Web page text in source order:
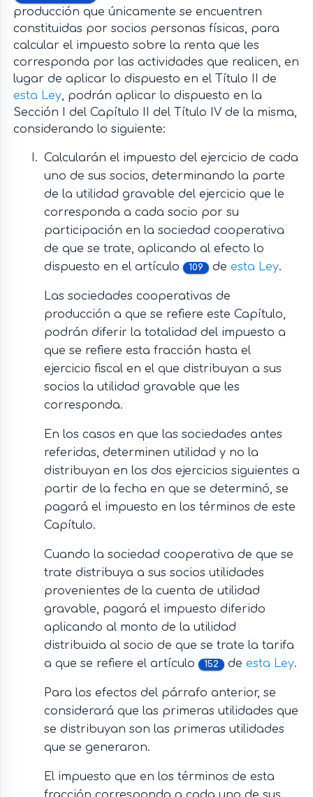
producción que únicamente se encuentren
constituidas por socios personas físicas, para
calcular el impuesto sobre la renta que les
corresponda por las actividades que realicen, en
lugar de aplicar lo dispuesto en el Título II de
esta Ley, podrán aplicar lo dispuesto en la
Sección I del Capítulo II del Título IV de la misma,
considerando lo siguiente:
Calcularán el impuesto del ejercicio de cada
uno de sus socios, determinando la parte
de la utilidad gravable del ejercicio que le
corresponda a cada socio por su
participación en la sociedad cooperativa
de que se trate, aplicando al efecto lo
dispuesto en el artículo
109 de esta Ley.
Las sociedades cooperativas de
producción a que se refiere este Capítulo,
podrán diferir la totalidad del impuesto a
que se refiere esta fracción hasta el
ejercicio fiscal en el que distribuyan a sus
socios la utilidad gravable que les
corresponda.
En los casos en que las sociedades antes
referidas, determinen utilidad y no la
distribuyan en los dos ejercicios siguientes a
partir de la fecha en que se determinó, se
pagará el impuesto en los términos de este
Capítulo.
Cuando la sociedad cooperativa de que se
trate distribuya a sus socios utilidades
provenientes de la cuenta de utilidad
gravable, pagará el impuesto diferido
aplicando al monto de la utilidad
distribuida al socio de que se trate la tarifa
a que se refiere el artículo
152 de esta Ley.
Para los efectos del párrafo anterior, se
considerará que las primeras utilidades que
se distribuyan son las primeras utilidades
que se generaron.
El impuesto que en los términos de esta